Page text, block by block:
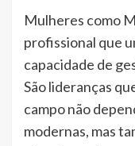
Mulheres como
profissional que
capacidade de
São lideranças
campo não
modernas, mas